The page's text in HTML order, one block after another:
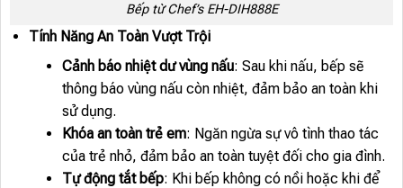
Bếp từ Chef’s EH-DIH888E
Tính Năng An Toàn Vượt Trội
Cảnh báo nhiệt dư vùng nấu: Sau khi nấu, bếp sẽ
thông báo vùng nấu còn nhiệt, đảm bảo an toàn khi
sử dụng.
Khóa an toàn trẻ em: Ngăn ngừa sự vô tình thao tác
của trẻ nhỏ, đảm bảo an toàn tuyệt đối cho gia đình.
Tự động tắt bếp: Khi bếp không có nồi hoặc khi để